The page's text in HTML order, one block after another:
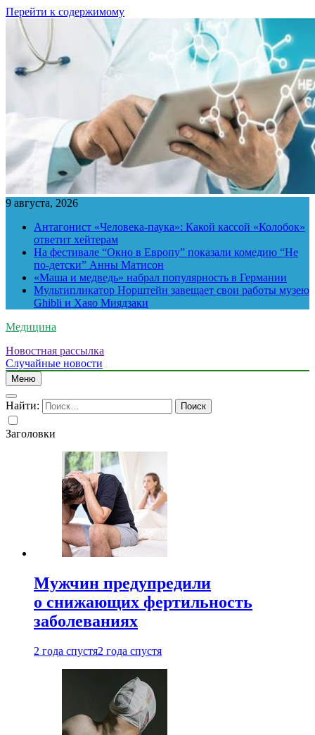
Перейти к содержимому
9 августа, 2026
Антагонист «Человека-паука»: Какой кассой «Колобок»
ответит хейтерам
На фестивале “Окно в Европу” показали комедию “Не
по-детски” Анны Матисон
«Маша и медведь» набрал популярность в Германии
Мультипликатор Норштейн завещает свои работы музею
Ghibli и Хаяо Миядзаки
Медицина
Новостная рассылка
Случайные новости
Меню
Найти:
Заголовки
Мужчин предупредили
о снижающих фертильность
заболеваниях
2 года спустя2 года спустя